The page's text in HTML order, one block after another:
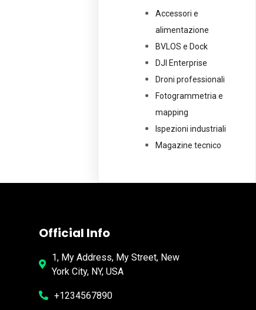
Accessori e
alimentazione
BVLOS e Dock
DJI Enterprise
Droni professionali
Fotogrammetria e
mapping
Ispezioni industriali
Magazine tecnico
Official Info
1, My Address, My Street, New
York City, NY, USA
+1234567890